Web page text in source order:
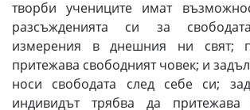
творби учениците имат
разсъжденията си за
измерения в днешния ни свят;
притежава свободният човек; и
носи свободата след себе си;
индивидът трябва да притежава